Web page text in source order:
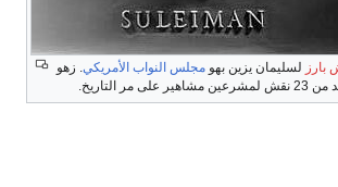
بارز لسليمان يزين بهو مجلس النواب الأمريكي. زهو
مشاهير على مر التاريخ.